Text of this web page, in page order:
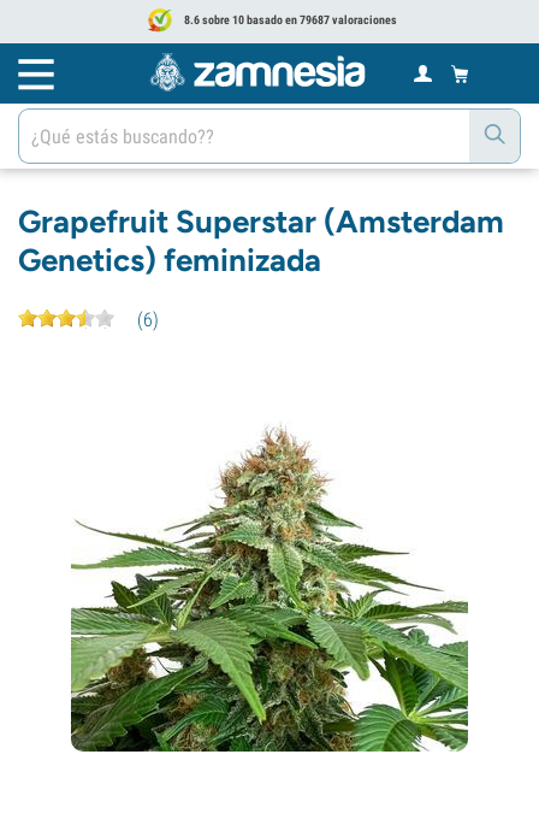
8.6 sobre 10 basado en 79687 valoraciones
Grapefruit Superstar (Amsterdam
Genetics) feminizada
(6)